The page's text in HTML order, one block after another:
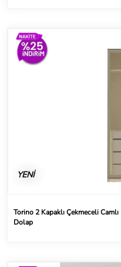
YENİ
Torino 2 Kapaklı Çekmeceli Camlı
Dolap